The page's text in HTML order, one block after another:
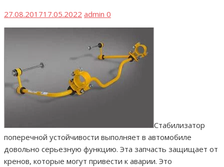
Опубликовано
27.08.201717.05.2022 Автор
admin 0
Стабилизатор
поперечной устойчивости выполняет в автомобиле
довольно серьезную функцию. Эта запчасть защищает от
кренов, которые могут привести к аварии. Это